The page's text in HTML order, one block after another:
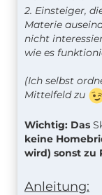
2. Einsteiger,
Materie
nicht
wie es
(Ich selbst
Mittelfeld zu
Wichtig: Das
keine
wird) sonst zu
Anleitung: